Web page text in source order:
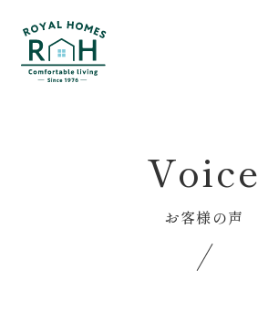
おうち見学会予約
お客様の声
Event
イベント･相談会
Voice
お客様の声